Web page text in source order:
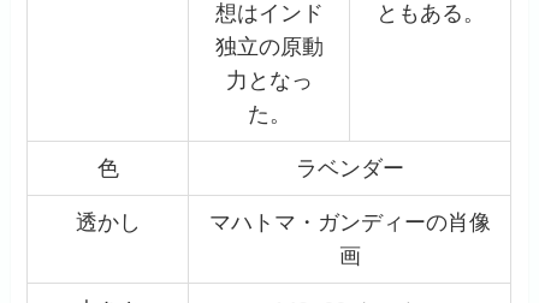
想はインド
独立の原動
力となっ
た。
ともある。
色 ラベンダー
透かし
マハトマ・ガンディーの肖像
画